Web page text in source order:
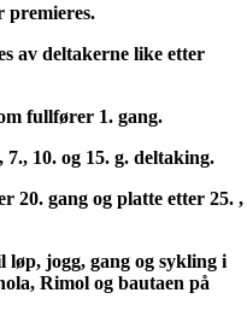
like etter
1. gang.
15. g. deltaking.
og platte etter 25. ,
jogg, gang og sykling i
Rimol og bautaen på